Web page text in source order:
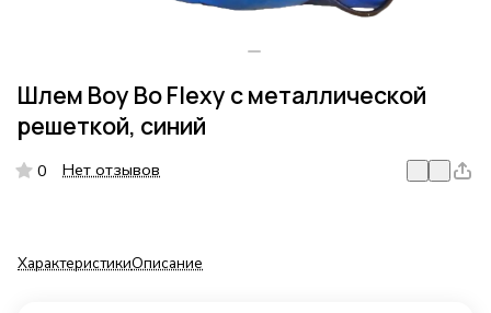
Шлем Boy Bo Flexy с металлической
решеткой, синий
0 Нет отзывов
ХарактеристикиОписание